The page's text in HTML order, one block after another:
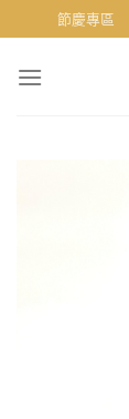
to
content
節慶專區